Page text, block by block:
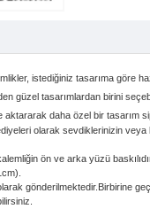
istediğiniz tasarıma göre
güzel tasarımlardan birini
aktararak daha özel bir tasarım
olarak sevdiklerinizin veya
ön ve arka yüzü
gönderilmektedir.Birbirine